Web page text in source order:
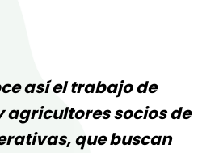
así el trabajo de
socios de
que buscan